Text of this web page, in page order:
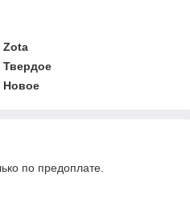
Zota
Твердое
Новое
по предоплате.